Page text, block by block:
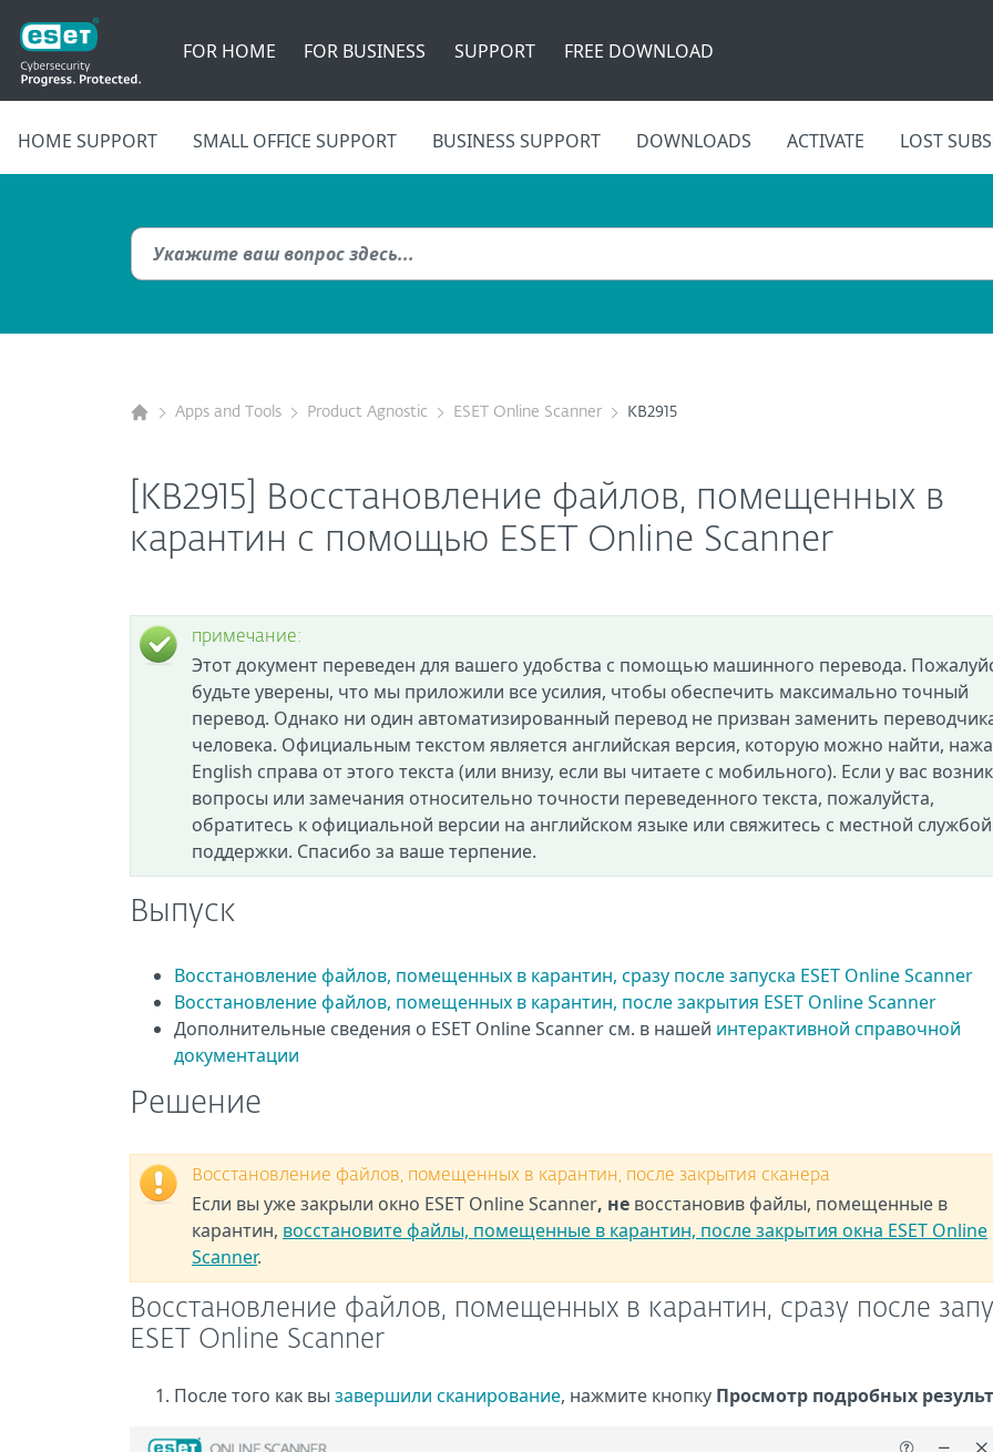
FOR HOME FOR BUSINESS SUPPORT FREE DOWNLOAD
HOME SUPPORT SMALL OFFICE SUPPORT BUSINESS SUPPORT DOWNLOADS ACTIVATE LOST
Apps and Tools Product Agnostic ESET Online Scanner KB2915
[KB2915] Восстановление файлов, помещенных в
карантин с помощью ESET Online Scanner
примечание:
Этот документ переведен для вашего удобства с помощью машинного перевода.
будьте уверены, что мы приложили все усилия, чтобы обеспечить максимально точный
перевод. Однако ни один автоматизированный перевод не призван заменить
человека. Официальным текстом является английская версия, которую можно найти,
English справа от этого текста (или внизу, если вы читаете с мобильного). Если у вас
вопросы или замечания относительно точности переведенного текста, пожалуйста,
обратитесь к официальной версии на английском языке или свяжитесь с местной службой
поддержки. Спасибо за ваше терпение.
Выпуск
Восстановление файлов, помещенных в карантин, сразу после запуска ESET Online Scanner
Восстановление файлов, помещенных в карантин, после закрытия ESET Online Scanner
Дополнительные сведения о ESET Online Scanner см. в нашей интерактивной справочной
документации
Решение
Восстановление файлов, помещенных в карантин, после закрытия сканера
Если вы уже закрыли окно ESET Online Scanner, не восстановив файлы, помещенные в
карантин, восстановите файлы, помещенные в карантин, после закрытия окна ESET Online
Scanner.
Восстановление файлов, помещенных в карантин, сразу после
ESET Online Scanner
После того как вы завершили сканирование, нажмите кнопку Просмотр подробных